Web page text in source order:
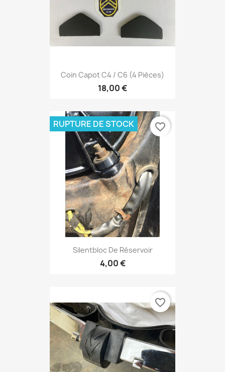
Coin Capot C4 / C6 (4 Pièces)
18,00 €
Silentbloc De Réservoir
4,00 €
RUPTURE DE STOCK favorite_border
favorite_border